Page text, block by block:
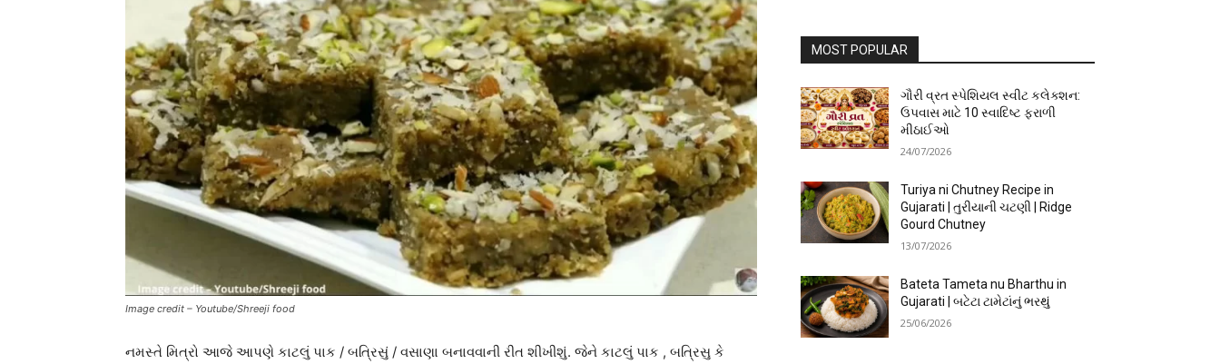
Image credit – Youtube/Shreeji food
નમસ્તે મિત્રો આજે આપણે કાટલું પાક / બત્રિસું / વસાણા બનાવવાની રીત શીખીશું. જેને કાટલું પાક , બત્રિસુ કે
MOST POPULAR
ગૌરી વ્રત સ્પેશિયલ સ્વીટ કલેક્શન:
ઉપવાસ માટે 10 સ્વાદિષ્ટ ફરાળી
મીઠાઈઓ
24/07/2026
Turiya ni Chutney Recipe in
Gujarati | તુરીયાની ચટણી | Ridge
Gourd Chutney
13/07/2026
Bateta Tameta nu Bharthu in
Gujarati | બટેટા ટામેટાંનું ભરથું
25/06/2026